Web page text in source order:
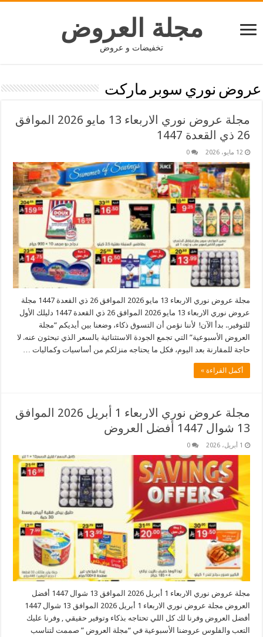
مجلة العروض
تخفيضات و عروض
عروض نوري سوبر ماركت
مجلة عروض نوري الاربعاء 13 مايو 2026 الموافق
26 ذي القعدة 1447
12 مايو، 2026 0
مجلة عروض نوري الاربعاء 13 مايو 2026 الموافق 26 ذي القعدة 1447 مجلة
عروض نوري الاربعاء 13 مايو 2026 الموافق 26 ذي القعدة 1447 دليلك الأول
للتوفير.. بدأ الآن! لأننا نؤمن أن التسوق ذكاء، وضعنا بين أيديكم “مجلة
العروض الأسبوعية” التي تجمع الجودة الاستثنائية بالسعر الذي تبحثون عنه. لا
حاجة للمقارنة بعد اليوم، فكل ما يحتاجه منزلكم من أساسيات وكماليات …
أكمل القراءة »
مجلة عروض نوري الاربعاء 1 أبريل 2026 الموافق
13 شوال 1447 أفضل العروض
1 أبريل، 2026 0
مجلة عروض نوري الاربعاء 1 أبريل 2026 الموافق 13 شوال 1447 أفضل
العروض مجلة عروض نوري الاربعاء 1 أبريل 2026 الموافق 13 شوال 1447
أفضل العروض وفرنا لك كل اللي تحتاجه بذكاء وتوفير حقيقي , وفرنا عليك
التعب والفلوس عروضنا الأسبوعية في “مجلة العروض ” صممت لتناسب